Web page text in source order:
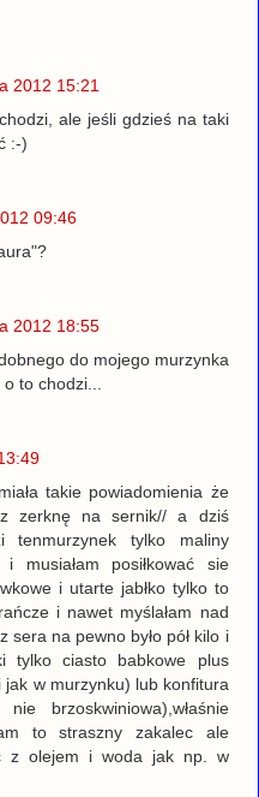
2012 15:21
ale jeśli gdzieś na taki
:-)
09:46
2012 18:55
do mojego murzynka
to chodzi...
takie powiadomienia że
zerknę na sernik// a dziś
tenmurzynek tylko maliny
musiałam posiłkować sie
i utarte jabłko tylko to
i nawet myślałam nad
sera na pewno było pół kilo i
tylko ciasto babkowe plus
w murzynku) lub konfitura
brzoskwiniowa),właśnie
to straszny zakalec ale
z olejem i woda jak np. w